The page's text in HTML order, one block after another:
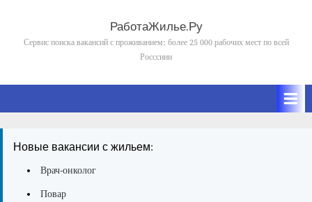
content
РаботаЖилье.Ру
Сервис поиска вакансий с проживанием: более 25 000 рабочих мест по всей
Росссиии
Новые вакансии с жильем:
Врач-онколог
Повар